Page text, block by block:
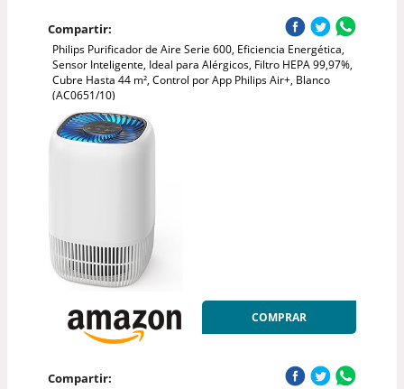
Compartir:
Philips Purificador de Aire Serie 600, Eficiencia Energética,
Sensor Inteligente, Ideal para Alérgicos, Filtro HEPA 99,97%,
Cubre Hasta 44 m², Control por App Philips Air+, Blanco
(AC0651/10)
COMPRAR
Compartir: